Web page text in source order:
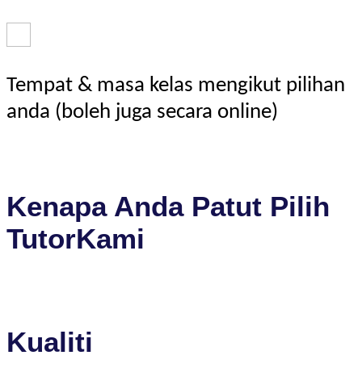
Tempat & masa kelas mengikut pilihan
anda (boleh juga secara online)
Kenapa Anda Patut Pilih
TutorKami
Kualiti